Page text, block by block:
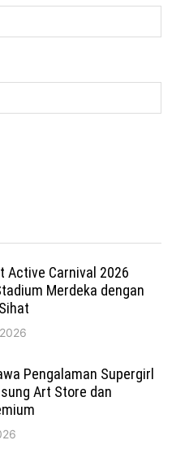
Active Carnival 2026
Merdeka dengan
Pengalaman Supergirl
Art Store dan